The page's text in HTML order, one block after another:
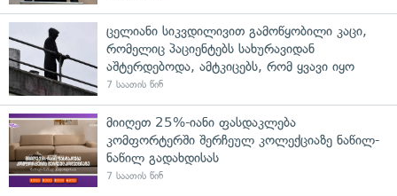
ცელიანი სიკვდილივით გამოწყობილი კაცი,
რომელიც პაციენტებს სახურავიდან
აშტერდებოდა, ამტკიცებს, რომ ყვავი იყო
7 საათის წინ
მიიღეთ 25%-იანი ფასდაკლება
კომფორტერში შერჩეულ კოლექციაზე ნაწილ-
ნაწილ გადახდისას
7 საათის წინ